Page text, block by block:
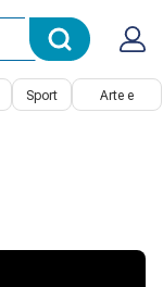
Sport Arte e